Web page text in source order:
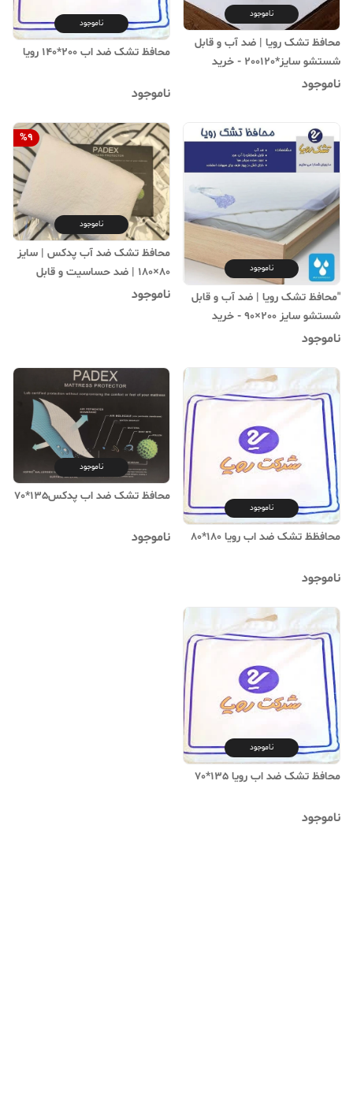
ناموجود
محافظ تشک رویا | ضد آب و قابل
شستشو سایز*200120 - خرید
آنلاین"
ناموجود
ناموجود
محافظ تشک ضد اب 200*140 رویا
ناموجود
ناموجود
"محافظ تشک رویا | ضد آب و قابل
شستشو سایز 200×90 - خرید
آنلاین"
ناموجود
%9
ناموجود
محافظ تشک ضد آب پدکس | سایز
80×180 | ضد حساسیت و قابل
شستشو"
ناموجود
ناموجود
محافظظ تشک ضد اب رویا 180*80
ناموجود
ناموجود
محافظ تشک ضد اب پدکس135*70
ناموجود
ناموجود
محافظ تشک ضد اب رویا 135*70
ناموجود